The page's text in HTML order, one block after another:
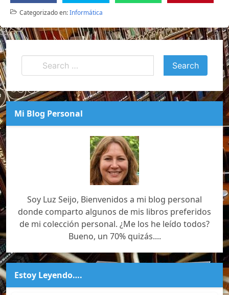
Categorizado en:Informática
Mi Blog Personal
Soy Luz Seijo, Bienvenidos a mi blog personal
donde comparto algunos de mis libros preferidos
de mi colección personal. ¿Me los he leído todos?
Bueno, un 70% quizás....
Estoy Leyendo….